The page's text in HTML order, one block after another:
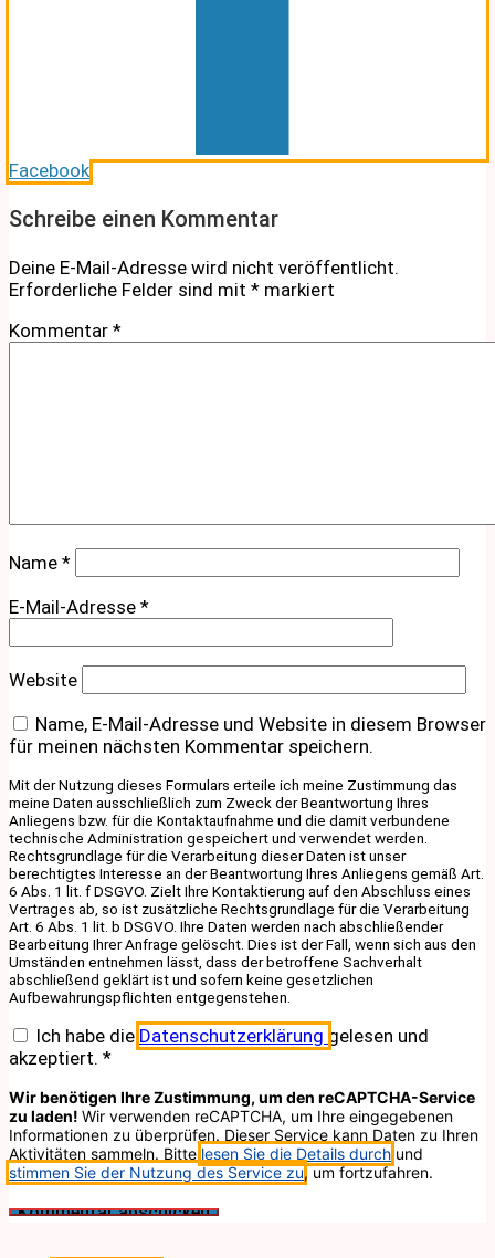
Facebook
Schreibe einen Kommentar
Deine E-Mail-Adresse wird nicht veröffentlicht.
Erforderliche Felder sind mit * markiert
Kommentar *
Name *
E-Mail-Adresse *
Website
Name, E-Mail-Adresse und Website in diesem Browser
für meinen nächsten Kommentar speichern.
Mit der Nutzung dieses Formulars erteile ich meine Zustimmung das
meine Daten ausschließlich zum Zweck der Beantwortung Ihres
Anliegens bzw. für die Kontaktaufnahme und die damit verbundene
technische Administration gespeichert und verwendet werden.
Rechtsgrundlage für die Verarbeitung dieser Daten ist unser
berechtigtes Interesse an der Beantwortung Ihres Anliegens gemäß Art.
6 Abs. 1 lit. f DSGVO. Zielt Ihre Kontaktierung auf den Abschluss eines
Vertrages ab, so ist zusätzliche Rechtsgrundlage für die Verarbeitung
Art. 6 Abs. 1 lit. b DSGVO. Ihre Daten werden nach abschließender
Bearbeitung Ihrer Anfrage gelöscht. Dies ist der Fall, wenn sich aus den
Umständen entnehmen lässt, dass der betroffene Sachverhalt
abschließend geklärt ist und sofern keine gesetzlichen
Aufbewahrungspflichten entgegenstehen.
Ich habe die Datenschutzerklärung gelesen und
akzeptiert. *
Wir benötigen Ihre Zustimmung, um den reCAPTCHA-Service
zu laden! Wir verwenden reCAPTCHA, um Ihre eingegebenen
Informationen zu überprüfen. Dieser Service kann Daten zu Ihren
Aktivitäten sammeln. Bitte lesen Sie die Details durch und
stimmen Sie der Nutzung des Service zu, um fortzufahren.